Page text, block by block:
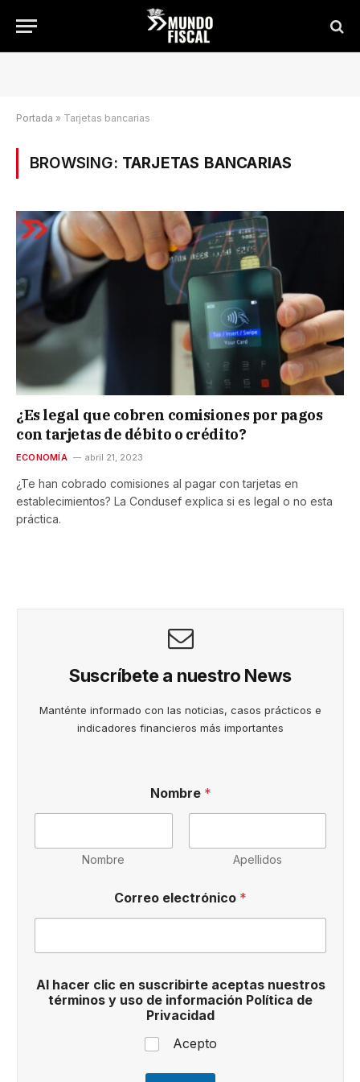
Portada » Tarjetas bancarias
BROWSING: TARJETAS BANCARIAS
¿Es legal que cobren comisiones por pagos
con tarjetas de débito o crédito?
ECONOMÍA abril 21, 2023
¿Te han cobrado comisiones al pagar con tarjetas en
establecimientos? La Condusef explica si es legal o no esta
práctica.
Suscríbete a nuestro News
Manténte informado con las noticias, casos prácticos e
indicadores financieros más importantes
Nombre *
Nombre Apellidos
é
r
o
s
a
c
e
t
Correo electrónico *
Al hacer clic en suscribirte aceptas nuestros
términos y uso de información Política de
Privacidad
Acepto